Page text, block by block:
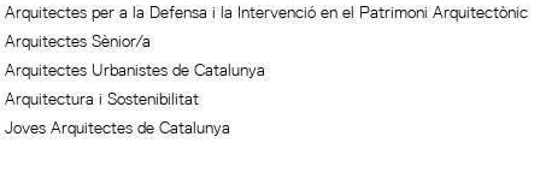
Arquitectes per a la Defensa i la Intervenció en el Patrimoni Arquitectònic
Arquitectes Sènior/a
Arquitectes Urbanistes de Catalunya
Arquitectura i Sostenibilitat
Joves Arquitectes de Catalunya